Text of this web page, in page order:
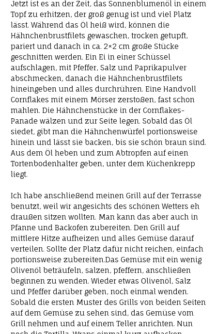
Jetzt ist es an der Zeit, das Sonnenblumenöl in einem
Topf zu erhitzen, der groß genug ist und viel Platz
lässt. Während das Öl heiß wird, können die
Hähnchenbrustfilets gewaschen, trocken getupft,
pariert und danach in ca. 2×2 cm große Stücke
geschnitten werden. Ein Ei in einer Schüssel
aufschlagen, mit Pfeffer, Salz und Paprikapulver
abschmecken, danach die Hähnchenbrustfilets
hineingeben und alles durchrühren. Eine Handvoll
Cornflakes mit einem Mörser zerstoßen, fast schon
mahlen. Die Hähnchenstücke in der Cornflakes-
Panade wälzen und zur Seite legen. Sobald das Öl
siedet, gibt man die Hähnchenwürfel portionsweise
hinein und lässt sie backen, bis sie schön braun sind.
Aus dem Öl heben und zum Abtropfen auf einen
Tortenbodenhalter geben, unter dem Küchenkrepp
liegt.
Ich habe anschließend meinen Grill auf der Terrasse
benutzt, weil wir angesichts des schönen Wetters eh
draußen sitzen wollten. Man kann das aber auch in
Pfanne und Backofen zubereiten. Den Grill auf
mittlere Hitze aufheizen und alles Gemüse darauf
verteilen. Sollte der Platz dafür nicht reichen, einfach
portionsweise zubereiten.Das Gemüse mit ein wenig
Olivenöl beträufeln, salzen, pfeffern, anschließen
beginnen zu wenden. Wieder etwas Olivenöl, Salz
und Pfeffer darüber geben, noch einmal wenden.
Sobald die ersten Muster des Grills von beiden Seiten
auf dem Gemüse zu sehen sind, das Gemüse vom
Grill nehmen und auf einem Teller anrichten. Nun